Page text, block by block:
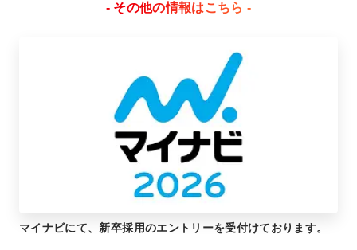
- その他の情報はこちら -
マイナビにて、新卒採用のエントリーを受付けております。